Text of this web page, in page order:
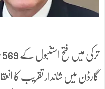
گارڈن میں شاندار تقریب کا